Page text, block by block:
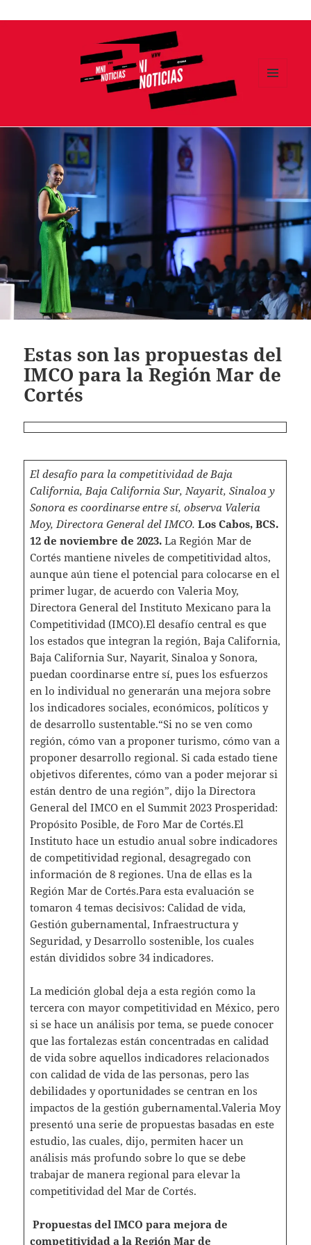
Ir
Estas son las propuestas del
IMCO para la Región Mar de
Cortés
El desafío para la competitividad de Baja
California, Baja California Sur, Nayarit, Sinaloa y
Sonora es coordinarse entre sí, observa Valeria
Moy, Directora General del IMCO. Los Cabos, BCS.
12 de noviembre de 2023. La Región Mar de
Cortés mantiene niveles de competitividad altos,
aunque aún tiene el potencial para colocarse en el
primer lugar, de acuerdo con Valeria Moy,
Directora General del Instituto Mexicano para la
Competitividad (IMCO).El desafío central es que
los estados que integran la región, Baja California,
Baja California Sur, Nayarit, Sinaloa y Sonora,
puedan coordinarse entre sí, pues los esfuerzos
en lo individual no generarán una mejora sobre
los indicadores sociales, económicos, políticos y
de desarrollo sustentable.“Si no se ven como
región, cómo van a proponer turismo, cómo van a
proponer desarrollo regional. Si cada estado tiene
objetivos diferentes, cómo van a poder mejorar si
están dentro de una región”, dijo la Directora
General del IMCO en el Summit 2023 Prosperidad:
Propósito Posible, de Foro Mar de Cortés.El
Instituto hace un estudio anual sobre indicadores
de competitividad regional, desagregado con
información de 8 regiones. Una de ellas es la
Región Mar de Cortés.Para esta evaluación se
tomaron 4 temas decisivos: Calidad de vida,
Gestión gubernamental, Infraestructura y
Seguridad, y Desarrollo sostenible, los cuales
están divididos sobre 34 indicadores.
La medición global deja a esta región como la
tercera con mayor competitividad en México, pero
si se hace un análisis por tema, se puede conocer
que las fortalezas están concentradas en calidad
de vida sobre aquellos indicadores relacionados
con calidad de vida de las personas, pero las
debilidades y oportunidades se centran en los
impactos de la gestión gubernamental.Valeria Moy
presentó una serie de propuestas basadas en este
estudio, las cuales, dijo, permiten hacer un
análisis más profundo sobre lo que se debe
trabajar de manera regional para elevar la
competitividad del Mar de Cortés.
Propuestas del IMCO para mejora de
competitividad a la Región Mar de